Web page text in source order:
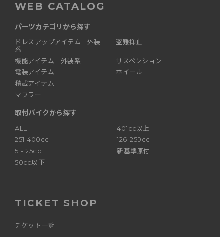
WEB CATALOG
パーツカテゴリから探す
ドレスアップアイテム 外装
系
機能アイテム 外装系
電装アイテム
積載アイテム
マフラー
盗難抑止
サスペンション
ホイール
取付バイクから探す
ALL
401cc以上
251-400cc
126-250cc
51-125cc
新基準原付
50cc以下
TICKET SHOP
チケット一覧